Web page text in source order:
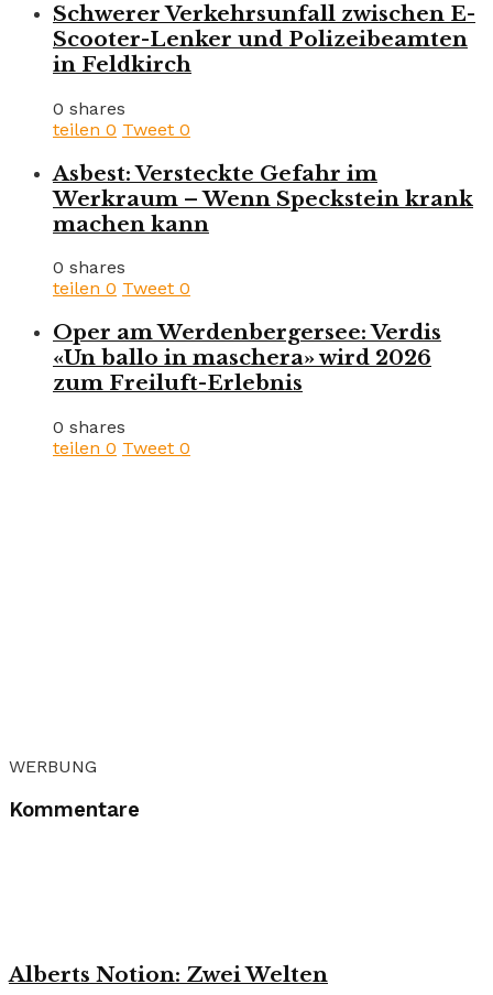
Schwerer Verkehrsunfall zwischen E-
Scooter-Lenker und Polizeibeamten
in Feldkirch
0 shares
teilen 0 Tweet 0
Asbest: Versteckte Gefahr im
Werkraum – Wenn Speckstein krank
machen kann
0 shares
teilen 0 Tweet 0
Oper am Werdenbergersee: Verdis
«Un ballo in maschera» wird 2026
zum Freiluft-Erlebnis
0 shares
teilen 0 Tweet 0
WERBUNG
Kommentare
Alberts Notion: Zwei Welten